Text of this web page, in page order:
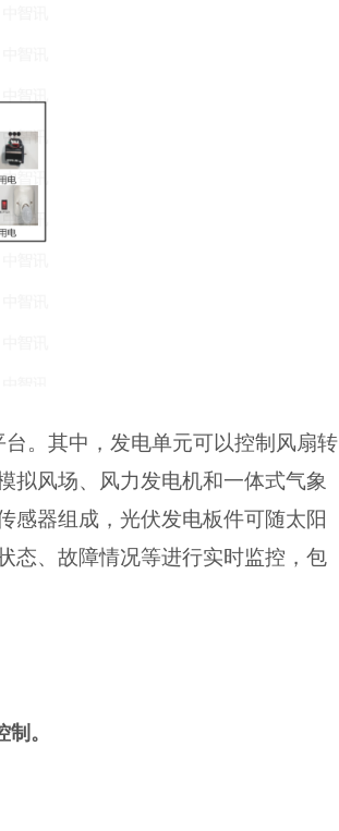
。其中，发电单元可以控制风扇转
拟风场、风力发电机和一体式气象
感器组成，光伏发电板件可随太阳
态、故障情况等进行实时监控，包
。